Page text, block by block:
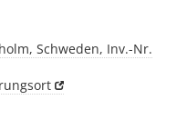
Schweden, Inv.-Nr.